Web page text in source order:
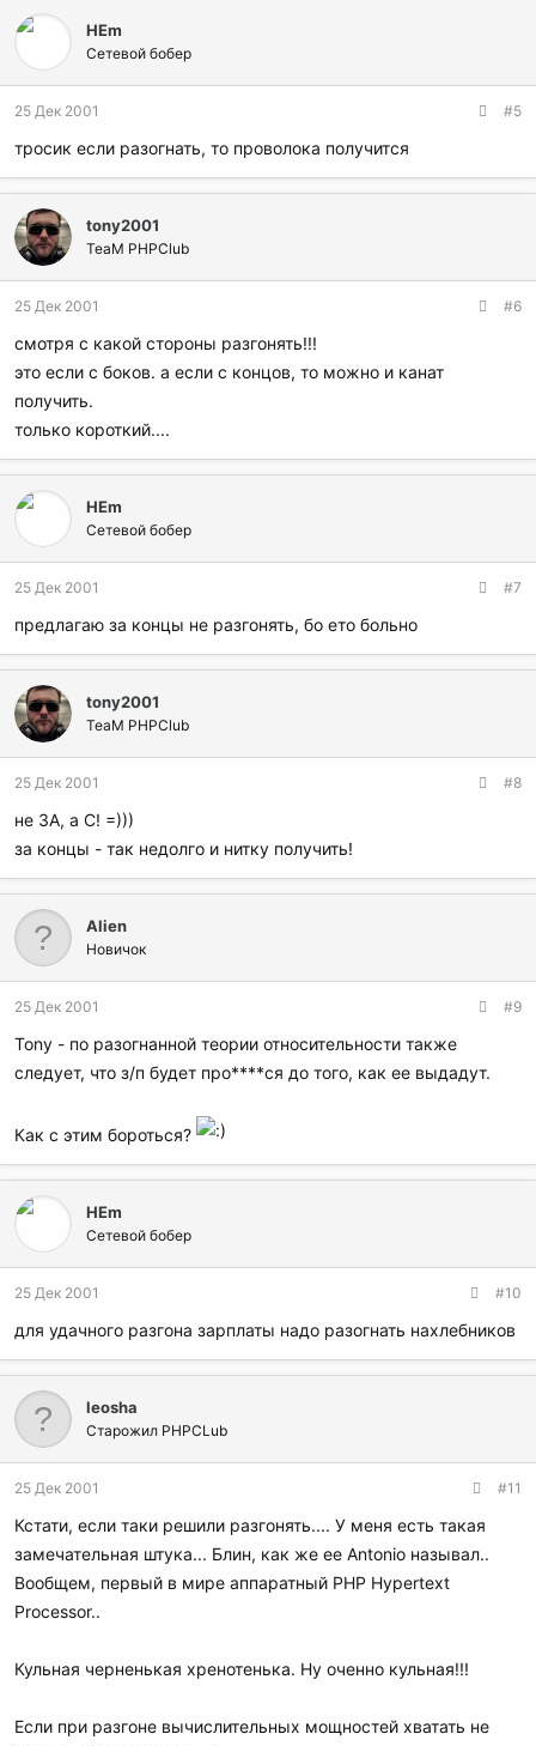
HEm
Сетевой бобер
25 Дек 2001 #5
тросик если разогнать, то проволока получится
tony2001
TeaM PHPClub
25 Дек 2001 #6
смотря с какой стороны разгонять!!!
это если с боков. а если с концов, то можно и канат
получить.
только короткий....
HEm
Сетевой бобер
25 Дек 2001 #7
предлагаю за концы не разгонять, бо ето больно
tony2001
TeaM PHPClub
25 Дек 2001 #8
не ЗА, а С! =)))
за концы - так недолго и нитку получить!
Alien
Новичок
25 Дек 2001 #9
Tony - по разогнанной теории относительности также
следует, что з/п будет про****ся до того, как ее выдадут.
Как с этим бороться?
HEm
Сетевой бобер
25 Дек 2001 #10
для удачного разгона зарплаты надо разогнать нахлебников
leosha
Старожил PHPCLub
25 Дек 2001 #11
Кстати, если таки решили разгонять.... У меня есть такая
замечательная штука... Блин, как же ее Antonio называл..
Вообщем, первый в мире аппаратный PHP Hypertext
Processor..
Кульная черненькая хренотенька. Ну оченно кульная!!!
Если при разгоне вычислительных мощностей хватать не